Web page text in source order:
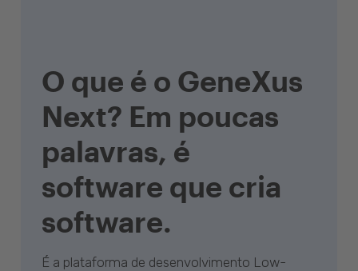
O que é o GeneXus
Next? Em poucas
palavras, é
software que cria
software.
É a plataforma de desenvolvimento Low-